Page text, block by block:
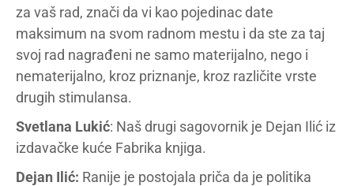
za vaš rad, znači da vi kao pojedinac date
maksimum na svom radnom mestu i da ste za taj
svoj rad nagrađeni ne samo materijalno, nego i
nematerijalno, kroz priznanje, kroz različite vrste
drugih stimulansa.
Svetlana Lukić: Naš drugi sagovornik je Dejan Ilić iz
izdavačke kuće Fabrika knjiga.
Dejan Ilić: Ranije je postojala priča da je politika